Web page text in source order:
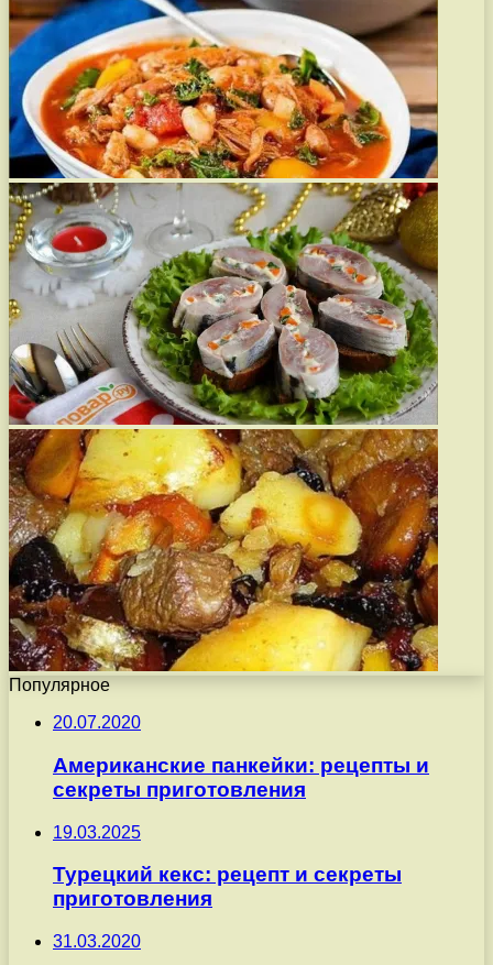
Популярное
20.07.2020
Американские панкейки: рецепты и
секреты приготовления
19.03.2025
Турецкий кекс: рецепт и секреты
приготовления
31.03.2020